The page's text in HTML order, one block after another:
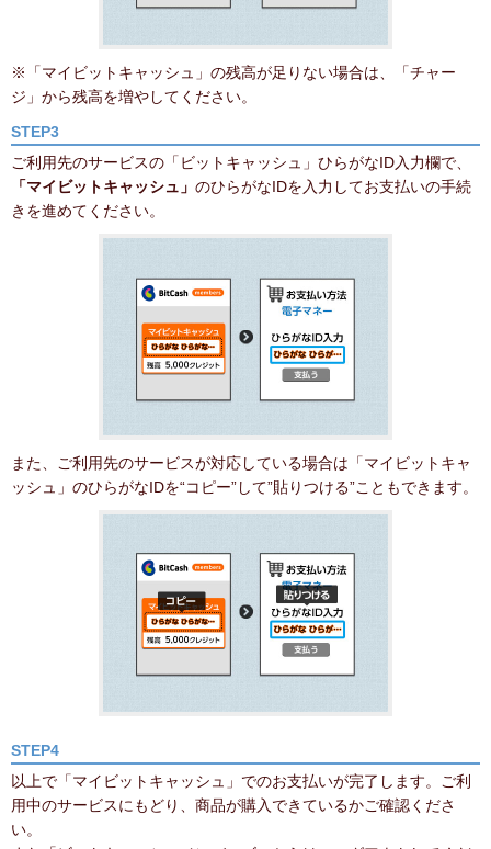
※「マイビットキャッシュ」の残高が足りない場合は、「チャー
ジ」から残高を増やしてください。
STEP3
ご利用先のサービスの「ビットキャッシュ」ひらがなID入力欄で、
「マイビットキャッシュ」 のひらがなIDを入力してお支払いの手続
きを進めてください。
また、ご利用先のサービスが対応している場合は「マイビットキャ
ッシュ」のひらがなIDを“コピー”して”貼りつける”こともできます。
STEP4
以上で「マイビットキャッシュ」でのお支払いが完了します。ご利
用中のサービスにもどり、商品が購入できているかご確認くださ
い。